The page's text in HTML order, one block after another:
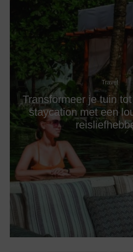
Travel
Transformeer je tuin
staycation met een